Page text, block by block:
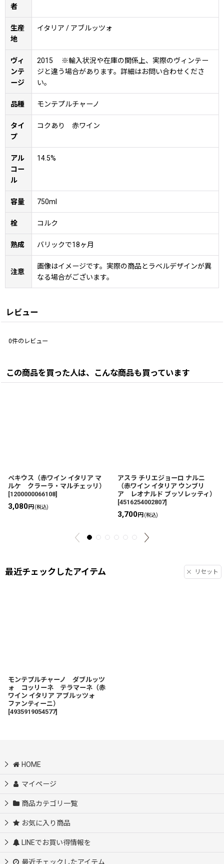
者
生産
地
イタリア / アブルッツォ
ヴィ
ンテ
ージ
2015 ※輸入状況や在庫の関係上、実際のヴィンテー
ジと違う場合があります。詳細はお問い合わせくださ
い。
品種 モンテプルチャーノ
タイ
プ
コクあり 赤ワイン
アル
コー
ル
14.5%
容量 750ml
栓 コルク
熟成 バリックで18ヶ月
注意
画像はイメージです。実際の商品とラベルデザインが異
なる場合がございます。
レビュー
0件のレビュー
この商品を買った人は、こんな商品も買っています
ペキウス（赤ワイン イタリア マ
ルケ クラーラ・マルチェッリ）
[1200000066108]
3,080円 (税込)
アスラ チリエジョーロ ナルニ
（赤ワイン イタリア ウンブリ
ア レオナルド ブッソレッティ）
[4516254002807]
3,700円 (税込)
最近チェックしたアイテム リセット
モンテプルチャーノ ダブルッツ
ォ コッリーネ テラマーネ（赤
ワイン イタリア アブルッツォ
ファンティーニ）
[4935919054577]
HOME
マイページ
商品カテゴリ一覧
お気に入り商品
LINEでお買い得情報を
最近チェックしたアイテム